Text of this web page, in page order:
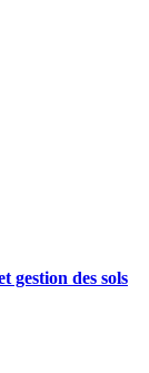
gestion des sols